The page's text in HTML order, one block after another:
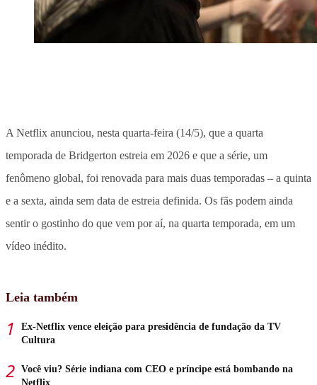
A Netflix anunciou, nesta quarta-feira (14/5), que a quarta
temporada de Bridgerton estreia em 2026 e que a série, um
fenômeno global, foi renovada para mais duas temporadas – a quinta
e a sexta, ainda sem data de estreia definida. Os fãs podem ainda
sentir o gostinho do que vem por aí, na quarta temporada, em um
vídeo inédito.
Leia também
Ex-Netflix vence eleição para presidência de fundação da TV
Cultura
Você viu? Série indiana com CEO e príncipe está bombando na
Netflix